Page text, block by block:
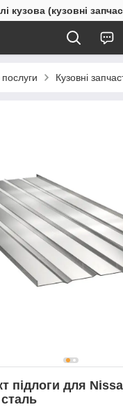
кузова (кузовні
Кузовні
підлоги для